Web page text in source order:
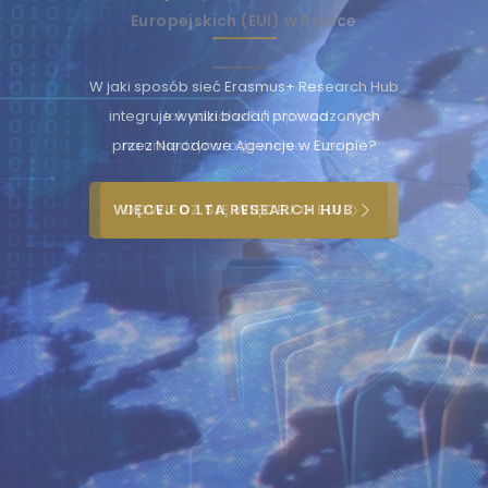
uwaga, link otwiera się w nowej karcie
uwaga, link otwiera się w nowej karcie
uwaga, link otwiera się w nowej karcie
uwaga, link otwiera się w nowej karcie
uwaga, link otwiera się w nowej karcie
uwaga, link otwiera się w nowej karcie
uwaga, link otwiera się w nowej karcie
uwaga, link otwiera się w nowej karcie
uwaga, link otwiera się w nowej karcie
Europejskich (EUI) w Polsce
Jak udział w EUI wpływa
na umiędzynarodowienie uczelni?
DOWIEDZ SIĘ WIĘCEJ O EUI